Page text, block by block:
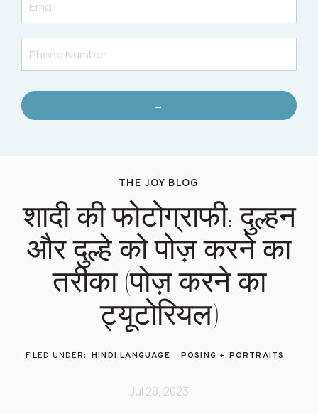
→
THE JOY BLOG
शादी की फोटोग्राफी: दुल्हन
और दुल्हे को पोज़ करने का
तरीका (पोज़ करने का
ट्यूटोरियल)
HINDI LANGUAGE POSING + PORTRAITS
Jul 28, 2023